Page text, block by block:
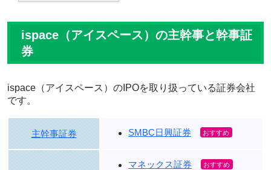
ispace（アイスペース）の主幹事と幹事証
券
ispace（アイスペース）のIPOを取り扱っている証券会社
です。
主幹事証券 SMBC日興証券
マネックス証券